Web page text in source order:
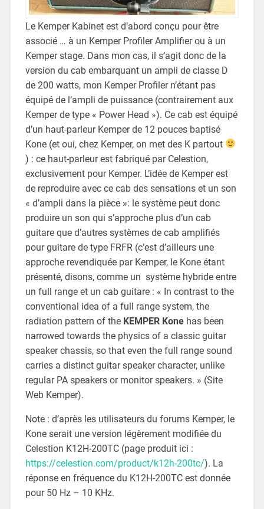
Le Kemper Kabinet est d’abord conçu pour être
associé … à un Kemper Profiler Amplifier ou à un
Kemper stage. Dans mon cas, il s’agit donc de la
version du cab embarquant un ampli de classe D
de 200 watts, mon Kemper Profiler n’étant pas
équipé de l’ampli de puissance (contrairement aux
Kemper de type « Power Head »). Ce cab est équipé
d’un haut-parleur Kemper de 12 pouces baptisé
Kone (et oui, chez Kemper, on met des K partout
) : ce haut-parleur est fabriqué par Celestion,
exclusivement pour Kemper. L’idée de Kemper est
de reproduire avec ce cab des sensations et un son
« d’ampli dans la pièce »: le système peut donc
produire un son qui s’approche plus d’un cab
guitare que d’autres systèmes de cab amplifiés
pour guitare de type FRFR (c’est d’ailleurs une
approche revendiquée par Kemper, le Kone étant
présenté, disons, comme un système hybride entre
un full range et un cab guitare : « In contrast to the
conventional idea of a full range system, the
radiation pattern of the KEMPER Konehas been
narrowed towards the physics of a classic guitar
speaker chassis, so that even the full range sound
carries a distinct guitar speaker character, unlike
regular PA speakers or monitor speakers. » (Site
Web Kemper).
Note : d’après les utilisateurs du forums Kemper, le
Kone serait une version légèrement modifiée du
Celestion K12H-200TC (page produit ici :
https://celestion.com/product/k12h-200tc/). La
réponse en fréquence du K12H-200TC est donnée
pour 50 Hz – 10 KHz.